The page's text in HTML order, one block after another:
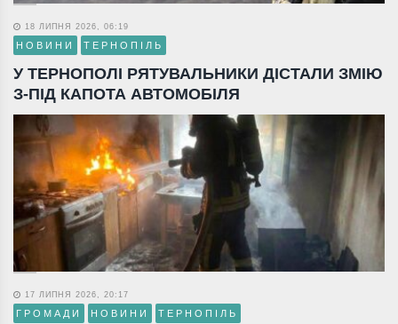
18 ЛИПНЯ 2026, 06:19
НОВИНИ ТЕРНОПІЛЬ
У ТЕРНОПОЛІ РЯТУВАЛЬНИКИ ДІСТАЛИ ЗМІЮ
З-ПІД КАПОТА АВТОМОБІЛЯ
17 ЛИПНЯ 2026, 20:17
ГРОМАДИ НОВИНИ ТЕРНОПІЛЬ